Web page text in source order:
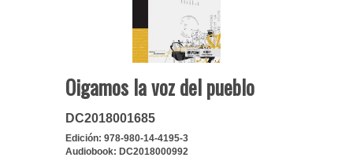
Oigamos la voz del pueblo
DC2018001685
Edición: 978-980-14-4195-3
Audiobook: DC2018000992